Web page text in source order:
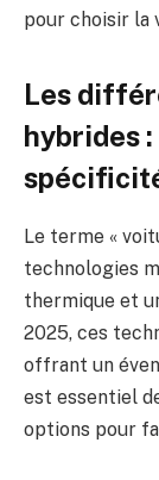
pour choisir la
Les
hybrides
Le terme «
technologies
thermique et
2025, ces
offrant un
est essentiel
options pour